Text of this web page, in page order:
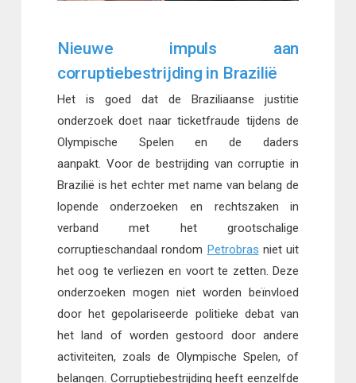
Nieuwe impuls aan
corruptiebestrijding in Brazilië
Het is goed dat de Braziliaanse justitie
onderzoek doet naar ticketfraude tijdens de
Olympische Spelen en de daders
aanpakt. Voor de bestrijding van corruptie in
Brazilië is het echter met name van belang de
lopende onderzoeken en rechtszaken in
verband met het grootschalige
corruptieschandaal rondom Petrobras niet uit
het oog te verliezen en voort te zetten. Deze
onderzoeken mogen niet worden beïnvloed
door het gepolariseerde politieke debat van
het land of worden gestoord door andere
activiteiten, zoals de Olympische Spelen, of
belangen. Corruptiebestrijding heeft eenzelfde